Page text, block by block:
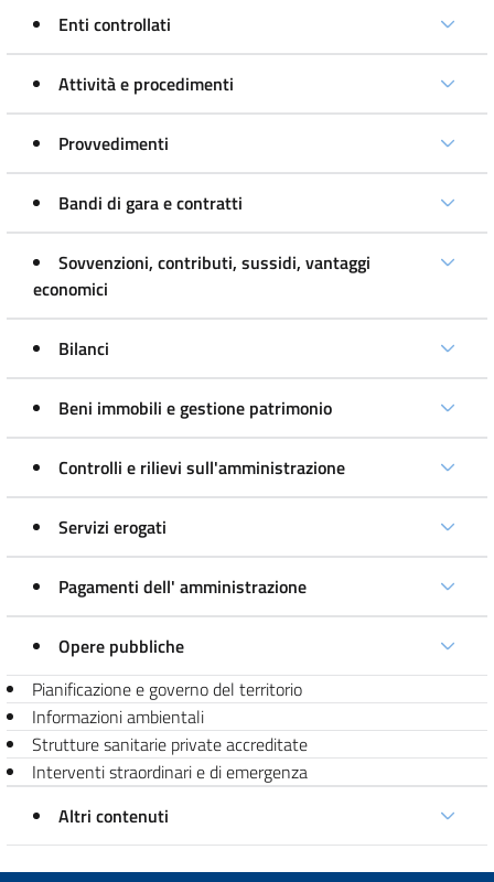
Enti controllati
Attività e procedimenti
Provvedimenti
Bandi di gara e contratti
Sovvenzioni, contributi, sussidi, vantaggi
economici
Bilanci
Beni immobili e gestione patrimonio
Controlli e rilievi sull'amministrazione
Servizi erogati
Pagamenti dell' amministrazione
Opere pubbliche
Pianificazione e governo del territorio
Informazioni ambientali
Strutture sanitarie private accreditate
Interventi straordinari e di emergenza
Altri contenuti